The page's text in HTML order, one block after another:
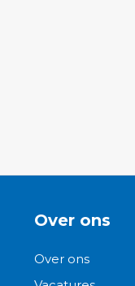
Over ons
Over ons